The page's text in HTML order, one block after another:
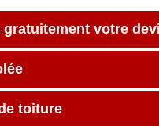
gratuitement votre
toiture